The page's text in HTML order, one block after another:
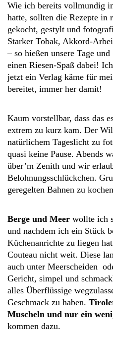
Wie ich bereits vollmundig
hatte, sollten die Rezepte in
gekocht, gestylt und
Starker Tobak, Akkord-
– so hießen unsere Tage
einen Riesen-Spaß dabei!
jetzt ein Verlag käme für
bereitet, immer her damit!
Kaum vorstellbar, dass das
extrem zu kurz kam. Der
natürlichem Tageslicht zu
quasi keine Pause. Abends
über’m Zenith und wir
Belohnungsschlückchen.
geregelten Bahnen zu
Berge und Meer wollte ich
und nachdem ich ein Stück
Küchenanrichte zu liegen
Couteau nicht weit. Diese
auch unter Meerscheiden
Gericht, simpel und
alles Überflüssige
Geschmack zu haben.
Muscheln und nur ein
kommen dazu.